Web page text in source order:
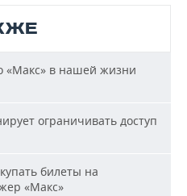
«Макс» в нашей жизни
ограничивать доступ
билеты на
«Макс»